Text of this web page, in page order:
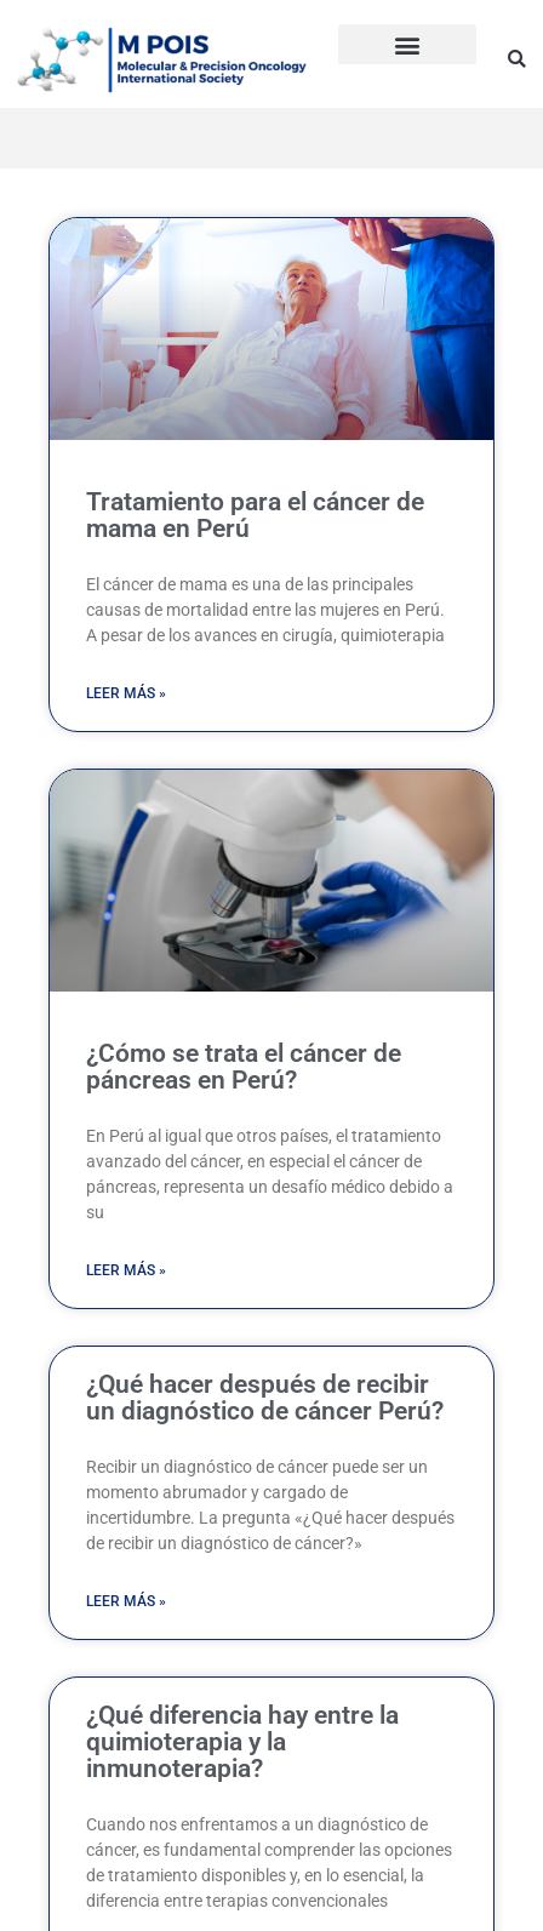
contenido
Tratamiento para el cáncer de
mama en Perú
El cáncer de mama es una de las principales
causas de mortalidad entre las mujeres en Perú.
A pesar de los avances en cirugía, quimioterapia
LEER MÁS »
¿Cómo se trata el cáncer de
páncreas en Perú?
En Perú al igual que otros países, el tratamiento
avanzado del cáncer, en especial el cáncer de
páncreas, representa un desafío médico debido a
su
LEER MÁS »
¿Qué hacer después de recibir
un diagnóstico de cáncer Perú?
Recibir un diagnóstico de cáncer puede ser un
momento abrumador y cargado de
incertidumbre. La pregunta «¿Qué hacer después
de recibir un diagnóstico de cáncer?»
LEER MÁS »
¿Qué diferencia hay entre la
quimioterapia y la
inmunoterapia?
Cuando nos enfrentamos a un diagnóstico de
cáncer, es fundamental comprender las opciones
de tratamiento disponibles y, en lo esencial, la
diferencia entre terapias convencionales